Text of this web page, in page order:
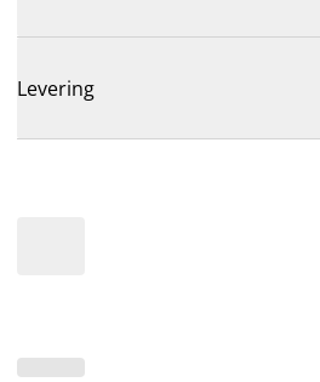
Levering